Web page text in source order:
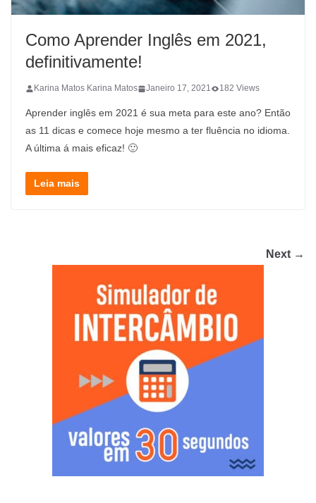
Como Aprender Inglês em 2021,
definitivamente!
Karina Matos Karina Matos Janeiro 17, 2021 182 Views
Aprender inglês em 2021 é sua meta para este ano? Então
as 11 dicas e comece hoje mesmo a ter fluência no idioma.
A última á mais eficaz! 🙂
Leia mais
Next →